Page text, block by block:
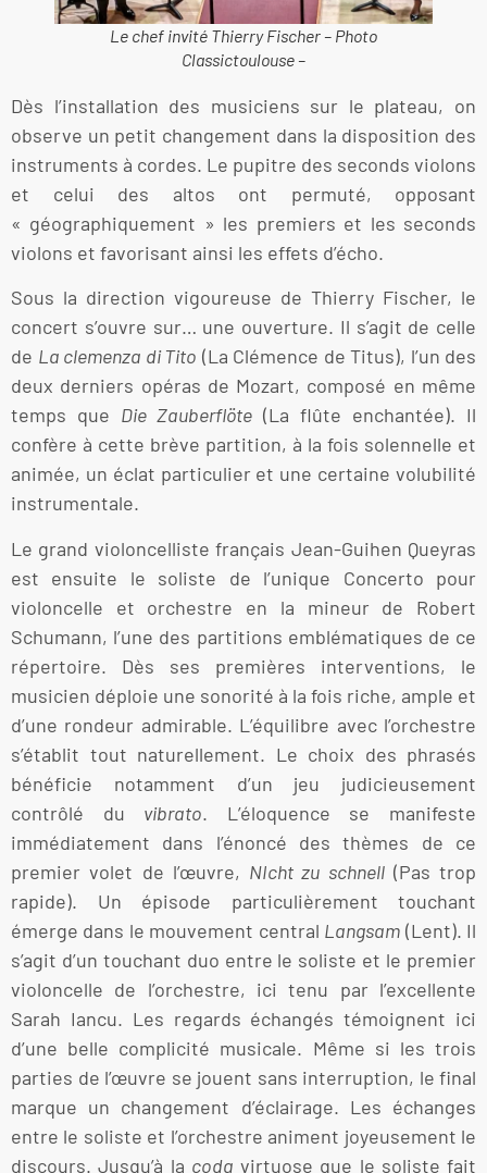
Le chef invité Thierry Fischer – Photo
Classictoulouse –
Dès l’installation des musiciens sur le plateau, on
observe un petit changement dans la disposition des
instruments à cordes. Le pupitre des seconds violons
et celui des altos ont permuté, opposant
« géographiquement » les premiers et les seconds
violons et favorisant ainsi les effets d’écho.
Sous la direction vigoureuse de Thierry Fischer, le
concert s’ouvre sur… une ouverture. Il s’agit de celle
de La clemenza di Tito (La Clémence de Titus), l’un des
deux derniers opéras de Mozart, composé en même
temps que Die Zauberflöte (La flûte enchantée). Il
confère à cette brève partition, à la fois solennelle et
animée, un éclat particulier et une certaine volubilité
instrumentale.
Le grand violoncelliste français Jean-Guihen Queyras
est ensuite le soliste de l’unique Concerto pour
violoncelle et orchestre en la mineur de Robert
Schumann, l’une des partitions emblématiques de ce
répertoire. Dès ses premières interventions, le
musicien déploie une sonorité à la fois riche, ample et
d’une rondeur admirable. L’équilibre avec l’orchestre
s’établit tout naturellement. Le choix des phrasés
bénéficie notamment d’un jeu judicieusement
contrôlé du vibrato. L’éloquence se manifeste
immédiatement dans l’énoncé des thèmes de ce
premier volet de l’œuvre, NIcht zu schnell(Pas trop
rapide). Un épisode particulièrement touchant
émerge dans le mouvement central Langsam (Lent). Il
s’agit d’un touchant duo entre le soliste et le premier
violoncelle de l’orchestre, ici tenu par l’excellente
Sarah Iancu. Les regards échangés témoignent ici
d’une belle complicité musicale. Même si les trois
parties de l’œuvre se jouent sans interruption, le final
marque un changement d’éclairage. Les échanges
entre le soliste et l’orchestre animent joyeusement le
discours. Jusqu’à la coda virtuose que le soliste fait